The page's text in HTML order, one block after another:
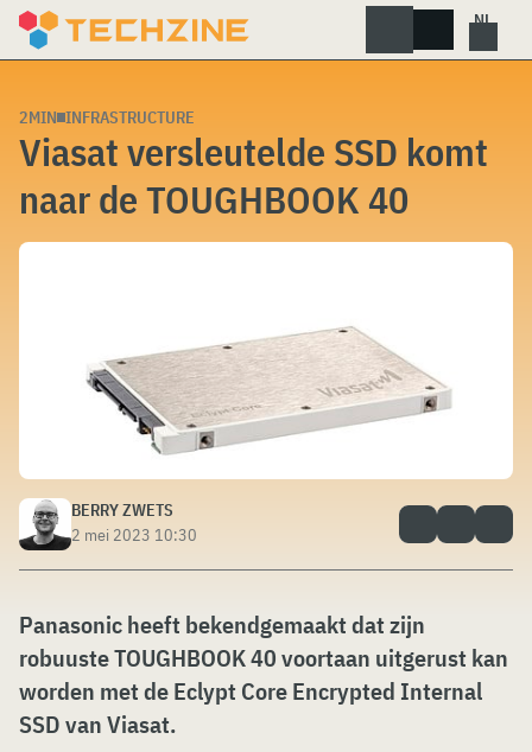
Skip
2MIN INFRASTRUCTURE
Viasat versleutelde SSD komt
naar de TOUGHBOOK 40
BERRY ZWETS
2 mei 2023 10:30
Panasonic heeft bekendgemaakt dat zijn
robuuste TOUGHBOOK 40 voortaan uitgerust kan
worden met de Eclypt Core Encrypted Internal
SSD van Viasat.